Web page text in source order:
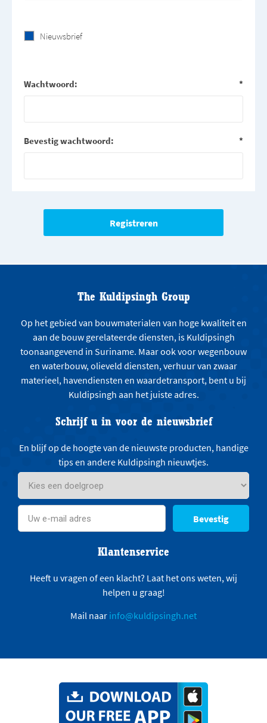
Nieuwsbrief
Wachtwoord: *
Bevestig wachtwoord: *
The Kuldipsingh Group
Op het gebied van bouwmaterialen van hoge kwaliteit en
aan de bouw gerelateerde diensten, is Kuldipsingh
toonaangevend in Suriname. Maar ook voor wegenbouw
en waterbouw, olieveld diensten, verhuur van zwaar
materieel, havendiensten en waardetransport, bent u bij
Kuldipsingh aan het juiste adres.
Schrijf u in voor de nieuwsbrief
En blijf op de hoogte van de nieuwste producten, handige
tips en andere Kuldipsingh nieuwtjes.
Bevestig
Klantenservice
Heeft u vragen of een klacht? Laat het ons weten, wij
helpen u graag!
Mail naar info@kuldipsingh.net